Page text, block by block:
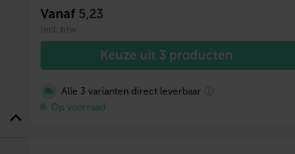
Vanaf 5,23
incl. btw
Keuze uit 3 producten
Alle 3 varianten direct leverbaar
Op voorraad